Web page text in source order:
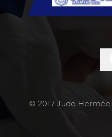
© 2017 Judo Hermée